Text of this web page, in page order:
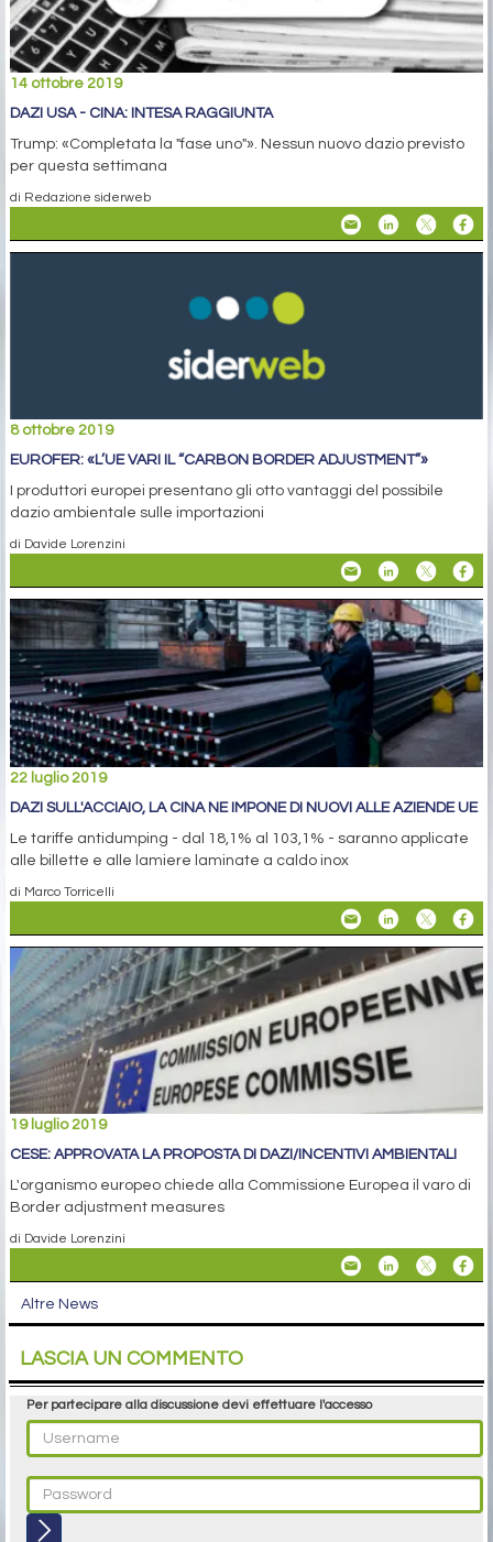
14 ottobre 2019
DAZI USA - CINA: INTESA RAGGIUNTA
Trump: «Completata la "fase uno"». Nessun nuovo dazio previsto
per questa settimana
di Redazione siderweb
8 ottobre 2019
EUROFER: «L’UE VARI IL “CARBON BORDER ADJUSTMENT”»
I produttori europei presentano gli otto vantaggi del possibile
dazio ambientale sulle importazioni
di Davide Lorenzini
22 luglio 2019
DAZI SULL'ACCIAIO, LA CINA NE IMPONE DI NUOVI ALLE AZIENDE UE
Le tariffe antidumping - dal 18,1% al 103,1% - saranno applicate
alle billette e alle lamiere laminate a caldo inox
di Marco Torricelli
19 luglio 2019
CESE: APPROVATA LA PROPOSTA DI DAZI/INCENTIVI AMBIENTALI
L'organismo europeo chiede alla Commissione Europea il varo di
Border adjustment measures
di Davide Lorenzini
Altre News
LASCIA UN COMMENTO
Per partecipare alla discussione devi effettuare l'accesso